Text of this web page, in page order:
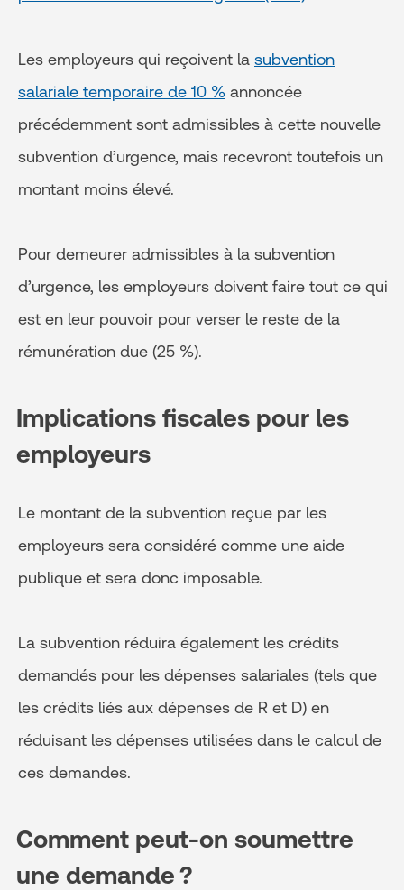
Les employeurs qui reçoivent la subvention
salariale temporaire de 10 % annoncée
précédemment sont admissibles à cette nouvelle
subvention d’urgence, mais recevront toutefois un
montant moins élevé.
Pour demeurer admissibles à la subvention
d’urgence, les employeurs doivent faire tout ce qui
est en leur pouvoir pour verser le reste de la
rémunération due (25 %).
Implications fiscales pour les
employeurs
Le montant de la subvention reçue par les
employeurs sera considéré comme une aide
publique et sera donc imposable.
La subvention réduira également les crédits
demandés pour les dépenses salariales (tels que
les crédits liés aux dépenses de R et D) en
réduisant les dépenses utilisées dans le calcul de
ces demandes.
Comment peut-on soumettre
une demande ?